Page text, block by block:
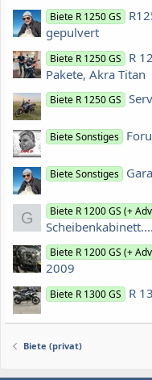
Biete R 1250 GS
gepulvert
Biete R 1250 GS
R
Pakete, Akra Titan
Biete R 1250 GS
Biete Sonstiges
Biete Sonstiges
G Biete R 1200 GS (+
Biete R 1200 GS (+
2009
Biete R 1300 GS R
Biete (privat)